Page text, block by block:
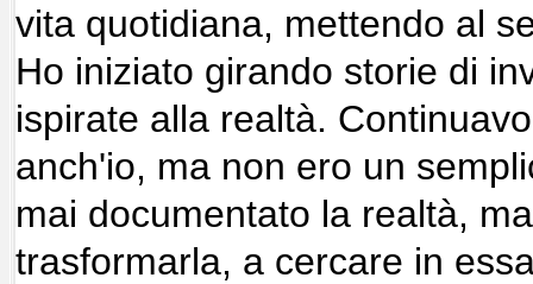
vita quotidiana, mettendo al
Ho iniziato girando storie di
ispirate alla realtà.
anch'io, ma non ero un
mai documentato la realtà,
trasformarla, a cercare in